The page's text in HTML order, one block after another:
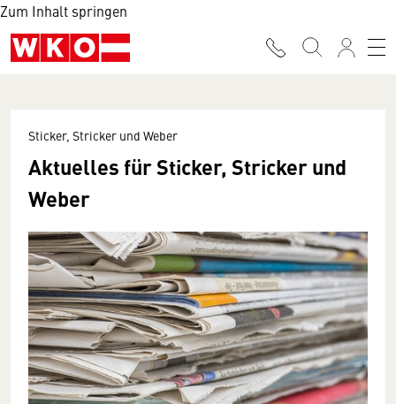
Zum Inhalt springen
Sticker, Stricker und Weber
Aktuelles für Sticker, Stricker und
Weber